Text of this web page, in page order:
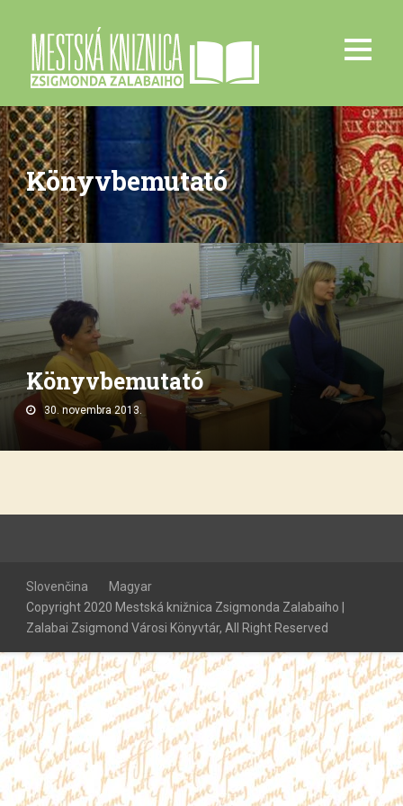
Könyvbemutató
Könyvbemutató
30. novembra 2013.
Slovenčina
Magyar
Copyright 2020 Mestská knižnica Zsigmonda Zalabaiho |
Zalabai Zsigmond Városi Könyvtár, All Right Reserved